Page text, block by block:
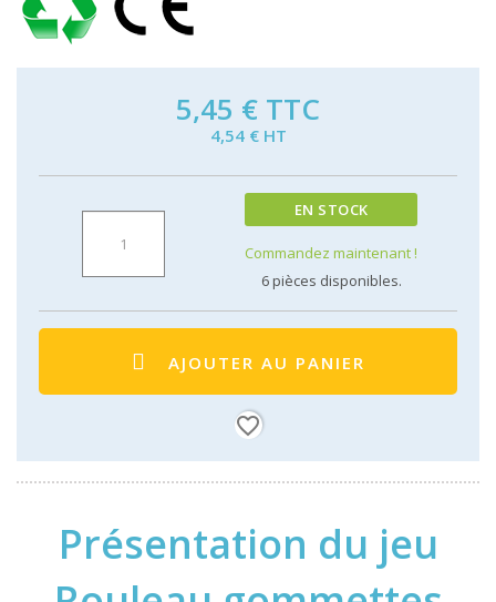
5,45 € TTC
4,54 € HT
EN STOCK
Commandez maintenant !
6pièces disponibles.
AJOUTER AU PANIER
favorite_border
Présentation du jeu